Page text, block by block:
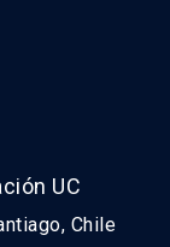
UC
Chile